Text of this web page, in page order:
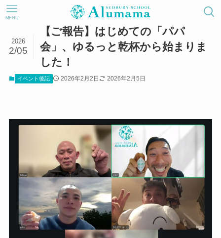
MENU
【ご報告】はじめての「パパ
会」、ゆるっと乾杯から始まりま
した！
2026
2/05
イベント後記 2026年2月2日 2026年2月5日